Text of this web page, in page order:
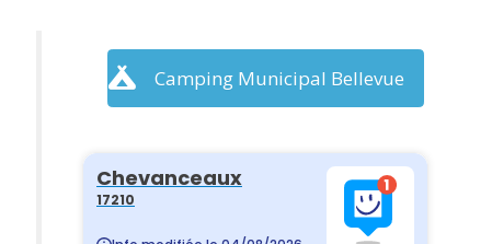
Camping Municipal Bellevue